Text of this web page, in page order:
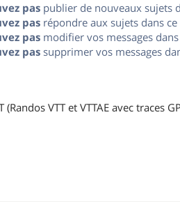
pas publier de nouveaux sujets
pas répondre aux sujets dans
pas modifier vos messages
passupprimer vos messages
(Randos VTT et VTTAE avec traces